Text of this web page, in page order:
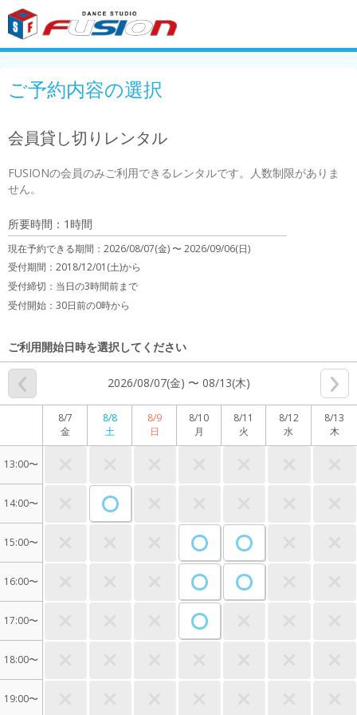
ご予約内容の選択
会員貸し切りレンタル
FUSIONの会員のみご利用できるレンタルです。人数制限がありま
せん。
所要時間：1時間
現在予約できる期間： 2026/08/07(金) 〜2026/09/06(日)
受付期間：2018/12/01(土)から
受付締切： 当日の3時間前まで
受付開始： 30日前の0時から
ご利用開始日時を選択してください
2026/08/07(金) 〜 08/13(木)
8/7
金
8/8
土
8/9
日
8/10
月
8/11
火
8/12
水
8/13
木
13:00〜
14:00〜
15:00〜
16:00〜
17:00〜
18:00〜
19:00〜